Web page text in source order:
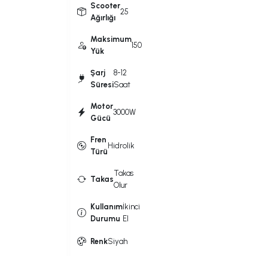
Scooter
Ağırlığı
25
Maksimum
Yük
150
Şarj
Süresi
8-12
Saat
Motor
Gücü
3000W
Fren
Türü
Hidrolik
Takas
Takas
Olur
Kullanım
Durumu
İkinci
El
RenkSiyah